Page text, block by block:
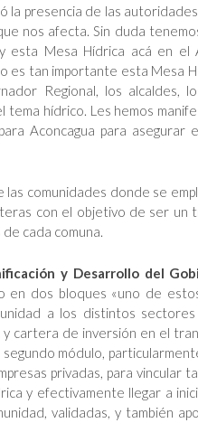
la presencia de las
nos afecta. Sin duda
Mesa Hídrica acá en el
es tan importante esta Mesa
Regional, los alcaldes,
hídrico. Les hemos
Aconcagua para asegurar
comunidades donde se
con el objetivo de ser un
cada comuna.
y Desarrollo del
en dos bloques «uno de
a los distintos
cartera de inversión en el
módulo,
privadas, para vincular
y efectivamente llegar a
validadas, y también